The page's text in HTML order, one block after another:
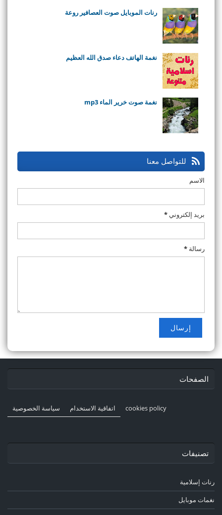
رنات الموبايل صوت العصافير روعة
نغمة الهاتف دعاء صدق الله العظيم
نغمة صوت خرير الماء mp3
للتواصل معنا
الاسم
بريد إلكتروني*
رسالة *
الصفحات
سياسة الخصوصية اتفاقية الاستخدام cookies policy
تصنيفات
رنات إسلامية
نغمات موبايل